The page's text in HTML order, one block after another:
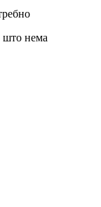
што нема